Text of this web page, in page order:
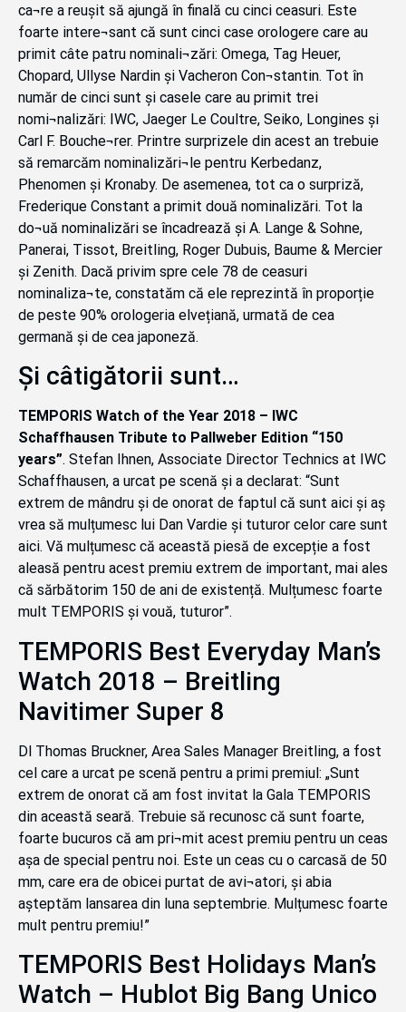
ca¬re a reușit să ajungă în finală cu cinci ceasuri. Este
foarte intere¬sant că sunt cinci case orologere care au
primit câte patru nominali¬zări: Omega, Tag Heuer,
Chopard, Ullyse Nardin și Vacheron Con¬stantin. Tot în
număr de cinci sunt și casele care au primit trei
nomi¬nalizări: IWC, Jaeger Le Coultre, Seiko, Longines și
Carl F. Bouche¬rer. Printre surprizele din acest an trebuie
să remarcăm nominalizări¬le pentru Kerbedanz,
Phenomen și Kronaby. De asemenea, tot ca o surpriză,
Frederique Constant a primit două nominalizări. Tot la
do¬uă nominalizări se încadrează și A. Lange & Sohne,
Panerai, Tissot, Breitling, Roger Dubuis, Baume & Mercier
și Zenith. Dacă privim spre cele 78 de ceasuri
nominaliza¬te, constatăm că ele reprezintă în proporție
de peste 90% orologeria elvețiană, urmată de cea
germană și de cea japoneză.
Și câtigătorii sunt…
TEMPORIS Watch of the Year 2018 – IWC
Schaffhausen Tribute to Pallweber Edition “150
years”. Stefan Ihnen, Associate Director Technics at IWC
Schaffhausen, a urcat pe scenă și a declarat: “Sunt
extrem de mândru și de onorat de faptul că sunt aici și aș
vrea să mulțumesc lui Dan Vardie și tuturor celor care sunt
aici. Vă mulțumesc că această piesă de excepție a fost
aleasă pentru acest premiu extrem de important, mai ales
că sărbătorim 150 de ani de existență. Mulțumesc foarte
mult TEMPORIS și vouă, tuturor”.
TEMPORIS Best Everyday Man’s
Watch 2018 – Breitling
Navitimer Super 8
Dl Thomas Bruckner, Area Sales Manager Breitling, a fost
cel care a urcat pe scenă pentru a primi premiul: „Sunt
extrem de onorat că am fost invitat la Gala TEMPORIS
din această seară. Trebuie să recunosc că sunt foarte,
foarte bucuros că am pri¬mit acest premiu pentru un ceas
așa de special pentru noi. Este un ceas cu o carcasă de 50
mm, care era de obicei purtat de avi¬atori, și abia
așteptăm lansarea din luna septembrie. Mulțumesc foarte
mult pentru premiu!”
TEMPORIS Best Holidays Man’s
Watch – Hublot Big Bang Unico